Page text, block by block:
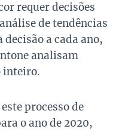
requer decisões
de tendências
a cada ano,
analisam
inteiro.
processo de
o ano de 2020,